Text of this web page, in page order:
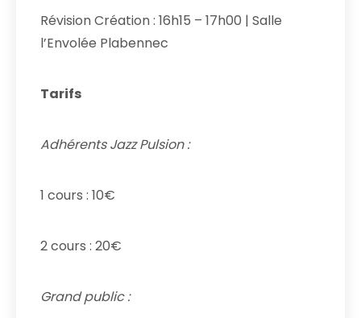
Révision Création : 16h15 – 17h00 | Salle
l’Envolée Plabennec
Tarifs
Adhérents Jazz Pulsion :
1 cours : 10€
2 cours : 20€
Grand public :